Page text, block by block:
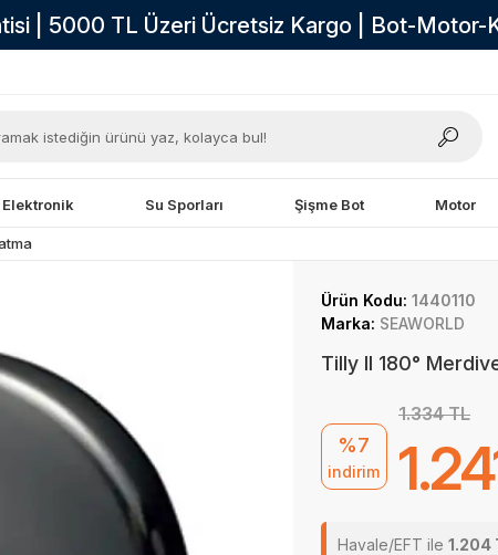
| 5000 TL Üzeri Ücretsiz Kargo | Bot-Motor-
Elektronik Su Sporları Şişme Bot Motor
Ürün Kodu: 1440110
Marka: SEAWORLD
Tilly II 180°
%7
indirim
1.334 TL
Havale/EFT ile 1.204